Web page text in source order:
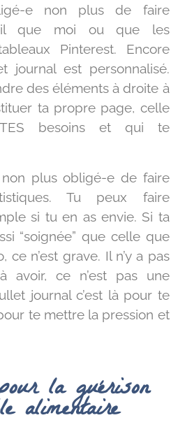
e non plus de faire
que moi ou que les
Pinterest. Encore
journal est personnalisé.
des éléments à droite à
ta propre page, celle
besoins et qui te
non plus obligé-e de faire
Tu peux faire
si tu en as envie. Si ta
“soignée” que celle que
ce n’est grave. Il n’y a pas
avoir, ce n’est pas une
journal c’est là pour te
te mettre la pression et
la guérison
alimentaire